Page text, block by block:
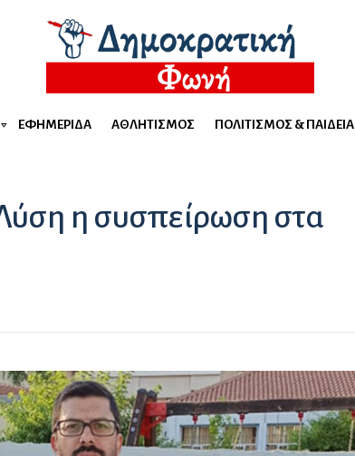
ΕΦΗΜΕΡΊΔΑ ΑΘΛΗΤΙΣΜΌΣ ΠΟΛΙΤΙΣΜΌΣ & ΠΑΙΔΕΊΑ
η συσπείρωση στα